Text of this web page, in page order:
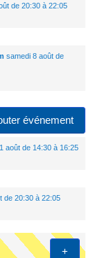
de 20:30 à 22:05
samedi 8 août de
événement
août de 14:30 à 16:25
de 20:30 à 22:05
+